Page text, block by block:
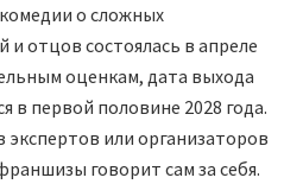
о сложных
отцов состоялась в апреле
оценкам, дата выхода
в первой половине 2028 года.
или организаторов
говорит сам за себя.